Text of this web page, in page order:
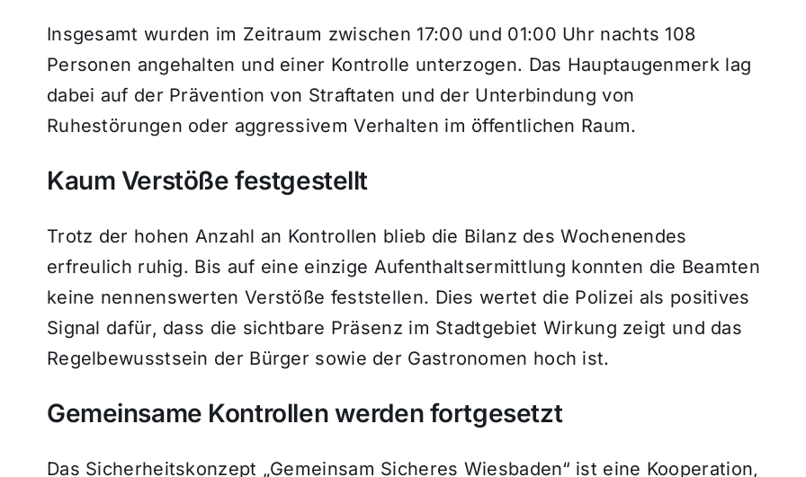
Insgesamt wurden im Zeitraum zwischen 17:00 und 01:00 Uhr nachts 108
Personen angehalten und einer Kontrolle unterzogen. Das Hauptaugenmerk lag
dabei auf der Prävention von Straftaten und der Unterbindung von
Ruhestörungen oder aggressivem Verhalten im öffentlichen Raum.
Kaum Verstöße festgestellt
Trotz der hohen Anzahl an Kontrollen blieb die Bilanz des Wochenendes
erfreulich ruhig. Bis auf eine einzige Aufenthaltsermittlung konnten die Beamten
keine nennenswerten Verstöße feststellen. Dies wertet die Polizei als positives
Signal dafür, dass die sichtbare Präsenz im Stadtgebiet Wirkung zeigt und das
Regelbewusstsein der Bürger sowie der Gastronomen hoch ist.
Gemeinsame Kontrollen werden fortgesetzt
Das Sicherheitskonzept „Gemeinsam Sicheres Wiesbaden“ ist eine Kooperation,